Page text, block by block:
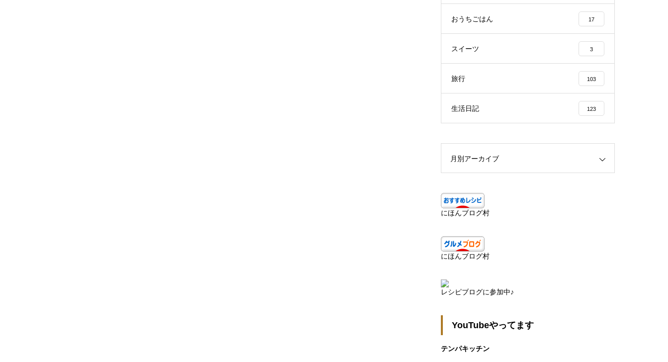
おうちごはん 17
スイーツ 3
旅行 103
生活日記 123
月別アーカイブ
にほんブログ村
にほんブログ村
レシピブログに参加中♪
YouTubeやってます
テンパキッチン